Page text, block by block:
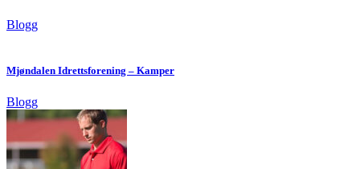
Blogg
Mjøndalen Idrettsforening – Kamper
Blogg